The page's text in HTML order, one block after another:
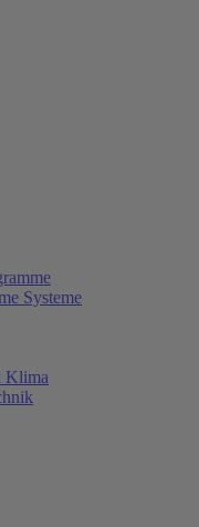
Systeme
Klima